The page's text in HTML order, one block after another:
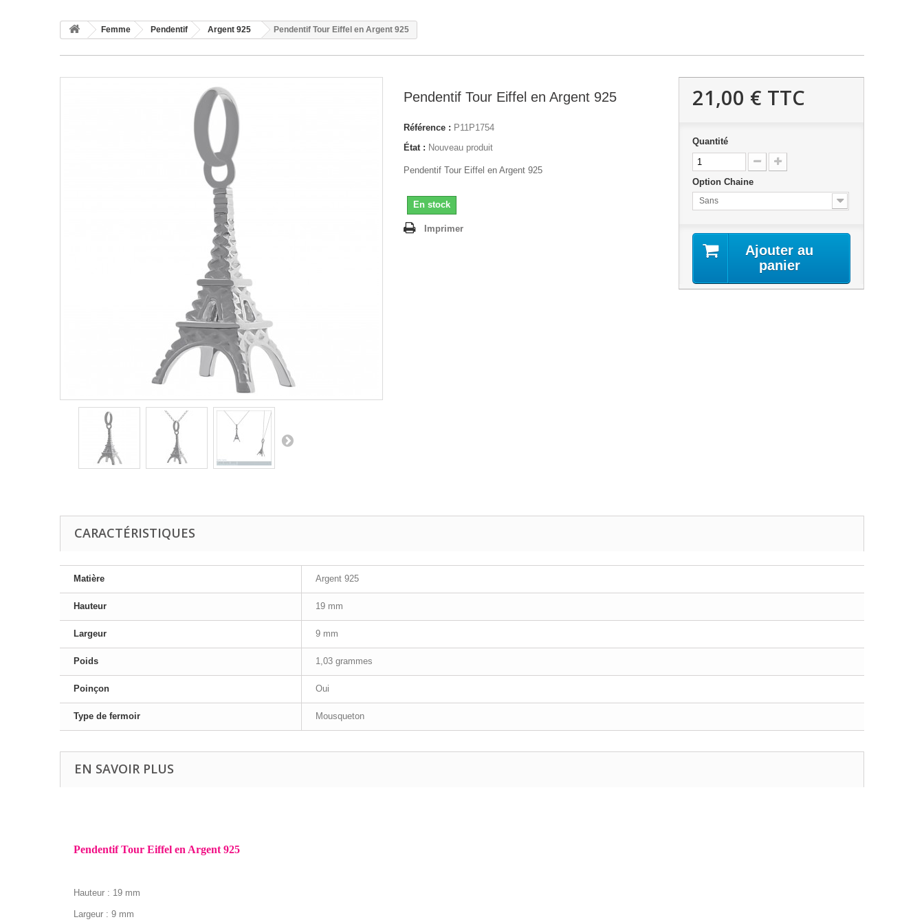
Femme Pendentif Argent 925 Pendentif Tour Eiffel en Argent 925
Pendentif Tour Eiffel en Argent 925
Référence : P11P1754
État : Nouveau produit
Pendentif Tour Eiffel en Argent 925
En stock
Imprimer
21,00 € TTC
Quantité
Option Chaine
Sans
Ajouter au
panier
CARACTÉRISTIQUES
Matière Argent 925
Hauteur 19 mm
Largeur 9 mm
Poids 1,03 grammes
Poinçon Oui
Type de fermoir Mousqueton
EN SAVOIR PLUS
Pendentif Tour Eiffel en Argent 925
Hauteur : 19 mm
Largeur : 9 mm